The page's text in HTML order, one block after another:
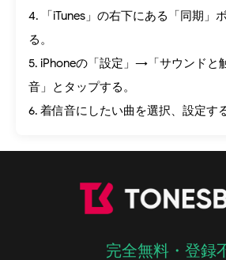
4. 「iTunes」の右下にある「同期」
る。
5. iPhoneの「設定」→「サウンドと
音」とタップする。
6. 着信音にしたい曲を選択、設定す
完全無料・登録